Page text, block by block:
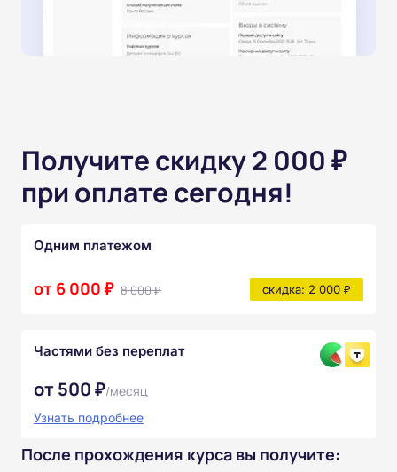
Получите скидку 2 000 ₽
при оплате сегодня!
Одним платежом
от 6 000 ₽ 8 000 ₽ скидка: 2 000 ₽
Частями без переплат
от 500 ₽/месяц
Узнать подробнее
После прохождения курса вы получите: